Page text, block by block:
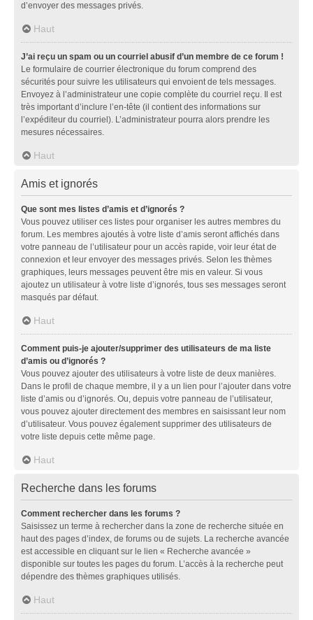
d’envoyer des messages privés.
Haut
J’ai reçu un spam ou un courriel abusif d’un membre de ce forum !
Le formulaire de courrier électronique du forum comprend des
sécurités pour suivre les utilisateurs qui envoient de tels messages.
Envoyez à l’administrateur une copie complète du courriel reçu. Il est
très important d’inclure l’en-tête (il contient des informations sur
l’expéditeur du courriel). L’administrateur pourra alors prendre les
mesures nécessaires.
Haut
Amis et ignorés
Que sont mes listes d’amis et d’ignorés ?
Vous pouvez utiliser ces listes pour organiser les autres membres du
forum. Les membres ajoutés à votre liste d’amis seront affichés dans
votre panneau de l’utilisateur pour un accès rapide, voir leur état de
connexion et leur envoyer des messages privés. Selon les thèmes
graphiques, leurs messages peuvent être mis en valeur. Si vous
ajoutez un utilisateur à votre liste d’ignorés, tous ses messages seront
masqués par défaut.
Haut
Comment puis-je ajouter/supprimer des utilisateurs de ma liste
d’amis ou d’ignorés ?
Vous pouvez ajouter des utilisateurs à votre liste de deux manières.
Dans le profil de chaque membre, il y a un lien pour l’ajouter dans votre
liste d’amis ou d’ignorés. Ou, depuis votre panneau de l’utilisateur,
vous pouvez ajouter directement des membres en saisissant leur nom
d’utilisateur. Vous pouvez également supprimer des utilisateurs de
votre liste depuis cette même page.
Haut
Recherche dans les forums
Comment rechercher dans les forums ?
Saisissez un terme à rechercher dans la zone de recherche située en
haut des pages d’index, de forums ou de sujets. La recherche avancée
est accessible en cliquant sur le lien « Recherche avancée »
disponible sur toutes les pages du forum. L’accès à la recherche peut
dépendre des thèmes graphiques utilisés.
Haut